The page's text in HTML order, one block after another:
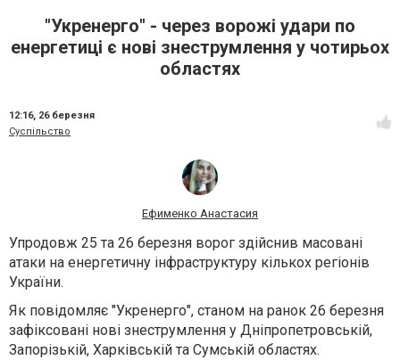
"Укренерго" - через ворожі удари по
енергетиці є нові знеструмлення у чотирьох
областях
12:16, 26 березня
Суспільство
Ефименко Анастасия
Упродовж 25 та 26 березня ворог здійснив масовані
атаки на енергетичну інфраструктуру кількох регіонів
України.
Як повідомляє "Укренерго", станом на ранок 26 березня
зафіксовані нові знеструмлення у Дніпропетровській,
Запорізькій, Харківській та Сумській областях.